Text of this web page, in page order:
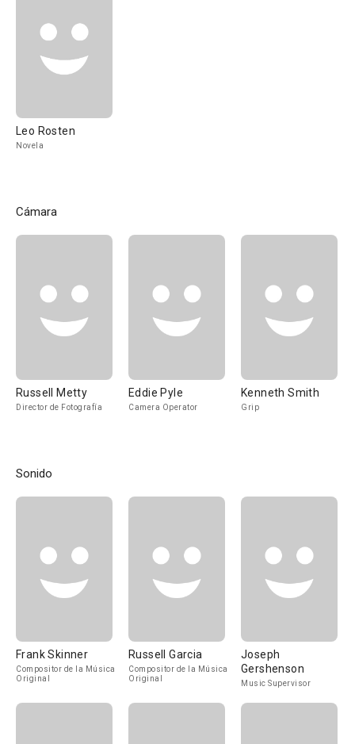
Leo Rosten
Novela
Cámara
Russell Metty
Director de Fotografía
Eddie Pyle
Camera Operator
Kenneth Smith
Grip
Sonido
Frank Skinner
Compositor de la Música
Original
Russell Garcia
Compositor de la Música
Original
Joseph
Gershenson
Music Supervisor